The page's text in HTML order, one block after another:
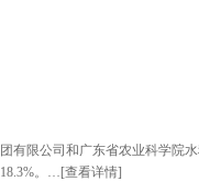
团有限公司和广东省农业科学院
18.3%。… [查看详情]